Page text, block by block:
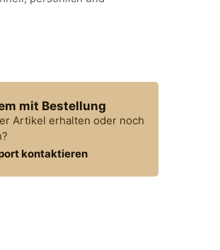
mit Bestellung
Artikel erhalten oder noch
kontaktieren